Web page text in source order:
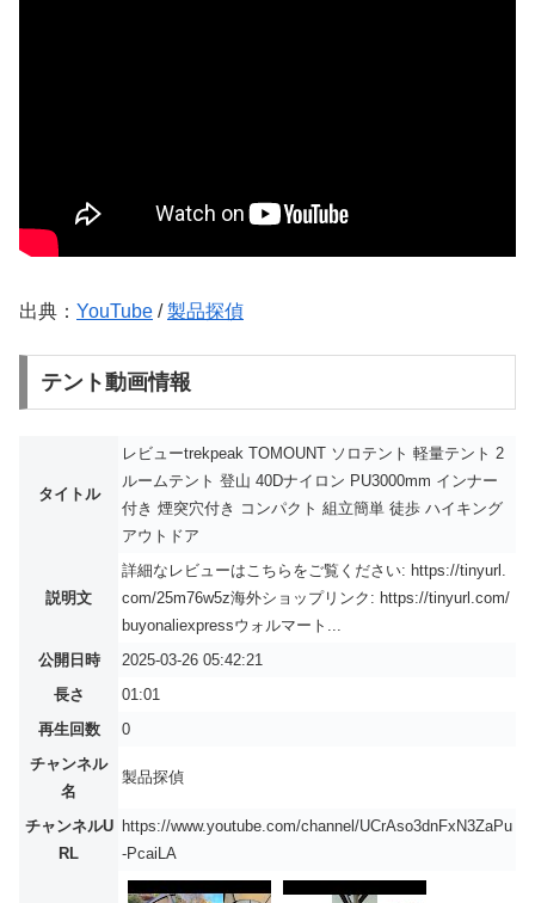
出典： YouTube /製品探偵
テント動画情報
タイトル
レビューtrekpeak TOMOUNT ソロテント 軽量テント 2
ルームテント 登山 40Dナイロン PU3000mm インナー
付き 煙突穴付き コンパクト 組立簡単 徒歩 ハイキング
アウトドア
説明文
詳細なレビューはこちらをご覧ください: https://tinyurl.
com/25m76w5z海外ショップリンク: https://tinyurl.com/
buyonaliexpressウォルマート...
公開日時
2025-03-26 05:42:21
長さ
01:01
再生回数
0
チャンネル
名
製品探偵
チャンネルU
RL
https://www.youtube.com/channel/UCrAso3dnFxN3ZaPu
-PcaiLA